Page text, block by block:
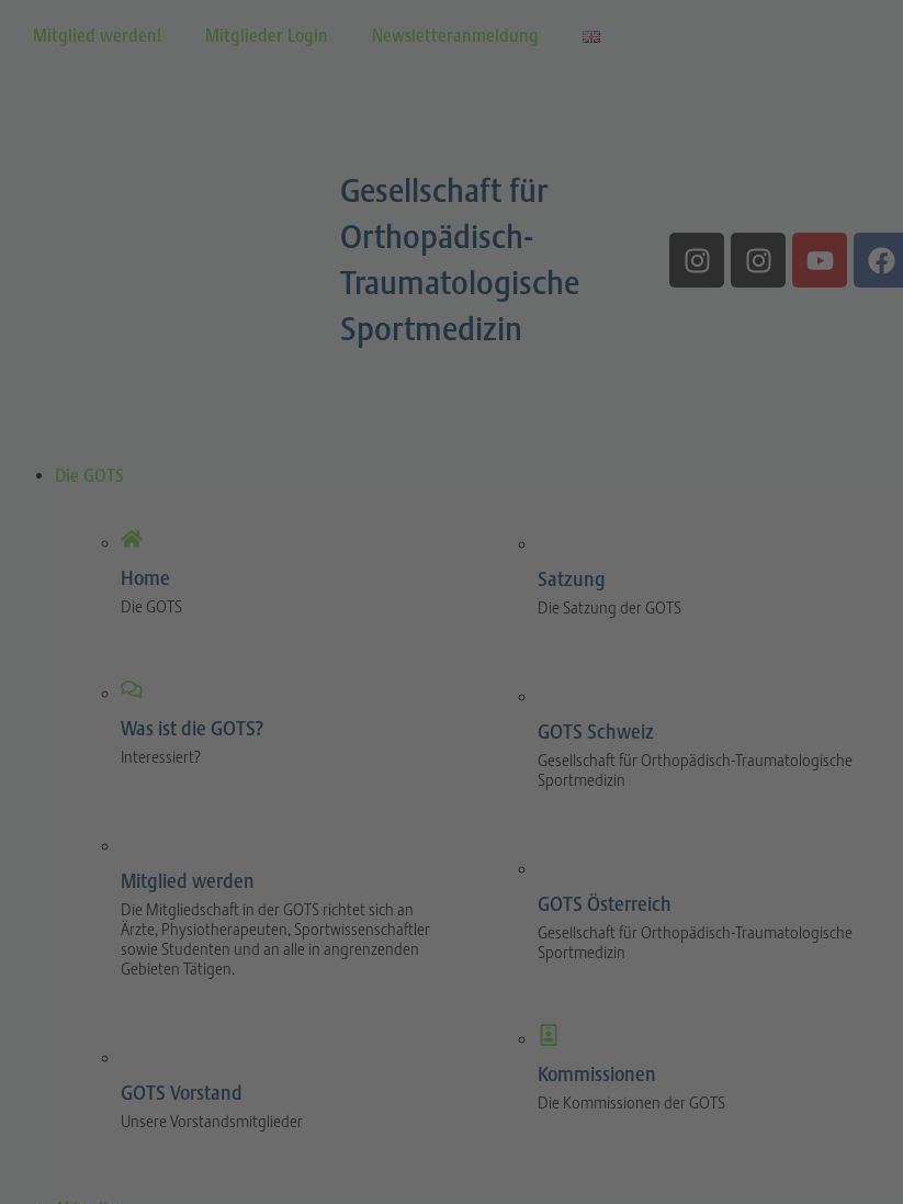
Mitglied werden! Mitglieder Login Newsletteranmeldung
Gesellschaft für
Orthopädisch-
Traumatologische
Sportmedizin
Die GOTS
Home
Die GOTS
Was ist die GOTS?
Interessiert?
Mitglied werden
Die Mitgliedschaft in der GOTS richtet sich an
Ärzte, Physiotherapeuten, Sportwissenschaftler
sowie Studenten und an alle in angrenzenden
Gebieten Tätigen.
GOTS Vorstand
Unsere Vorstandsmitglieder
Satzung
Die Satzung der GOTS
GOTS Schweiz
Gesellschaft für Orthopädisch-Traumatologische
Sportmedizin
GOTS Österreich
Gesellschaft für Orthopädisch-Traumatologische
Sportmedizin
Kommissionen
Die Kommissionen der GOTS